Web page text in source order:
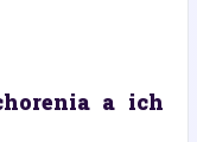
a ich